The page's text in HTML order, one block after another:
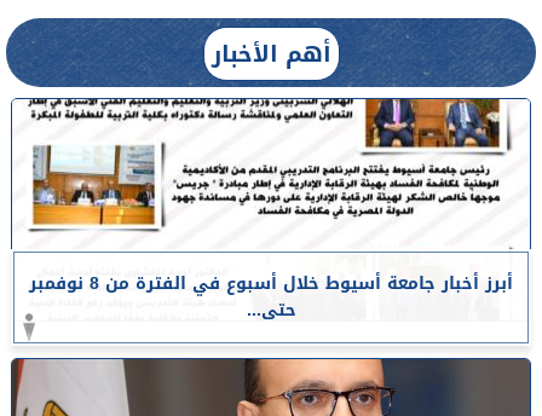
أهم الأخبار
أبرز أخبار جامعة أسيوط خلال أسبوع في الفترة من 8 نوفمبر
حتى...